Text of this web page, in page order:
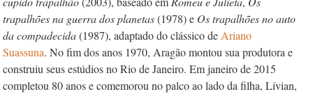
trapalhões na guerra dos planetas(1978) e Os trapalhões no auto
da compadecida(1987), adaptado do clássico de Ariano
Suassuna. No fim dos anos 1970, Aragão montou sua produtora e
construiu seus estúdios no Rio de Janeiro. Em janeiro de 2015
completou 80 anos e comemorou no palco ao lado da filha, Lívian,